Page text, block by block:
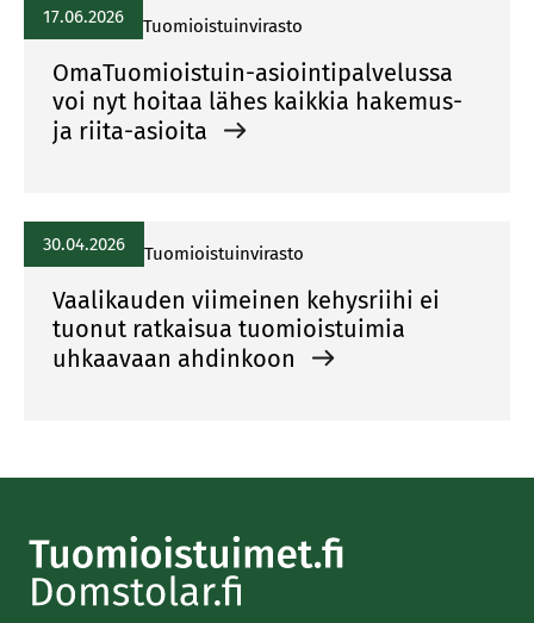
17.06.2026 Tuomioistuinvirasto
OmaTuomioistuin-asiointipalvelussa
voi nyt hoitaa lähes kaikkia hakemus-
ja riita-asioita
30.04.2026 Tuomioistuinvirasto
Vaalikauden viimeinen kehysriihi ei
tuonut ratkaisua tuomioistuimia
uhkaavaan ahdinkoon